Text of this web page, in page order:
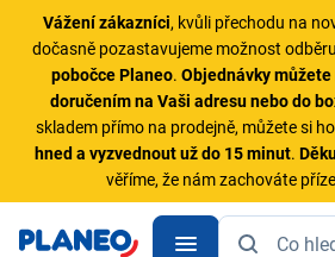
Vážení zákazníci, kvůli přechodu na
dočasně pozastavujeme možnost
pobočce Planeo.Objednávky můžete
doručením na Vaši adresu nebo do
skladem přímo na prodejně, můžete si
hned a vyzvednout už do 15 minut.
věříme, že nám zachováte